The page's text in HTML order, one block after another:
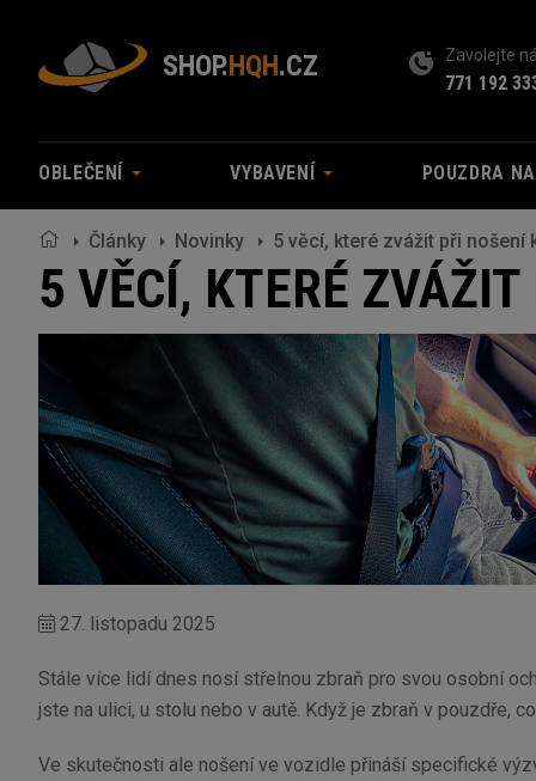
SHOP.HQH.CZ Zavolejte
771 192
OBLEČENÍ VYBAVENÍ POUZDRA
Články Novinky 5 věcí, které zvážit při nošení
5 VĚCÍ, KTERÉ
27. listopadu 2025
Stále více lidí dnes nosí střelnou zbraň pro svou osobní
jste na ulici, u stolu nebo v autě. Když je zbraň v pouzdře,
Ve skutečnosti ale nošení ve vozidle přináší specifické